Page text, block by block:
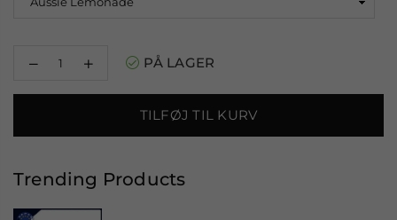
Reducer
for
3500
Vape
Øg
for
3500
Vape
PÅ LAGER
TILFØJ TIL KURV
Trending Products